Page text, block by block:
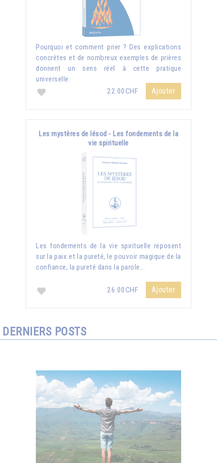
Pourquoi et comment prier ? Des explications
concrètes et de nombreux exemples de prières
donnent un sens réel à cette pratique
universelle.
22.00CHF
Ajouter
Les mystères de Iésod - Les fondements de la
vie spirituelle
Les fondements de la vie spirituelle reposent
sur la paix et la pureté, le pouvoir magique de la
confiance, la pureté dans la parole...
26.00CHF Ajouter
DERNIERS POSTS